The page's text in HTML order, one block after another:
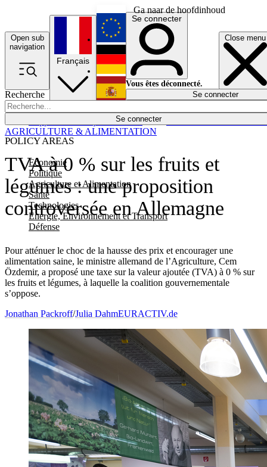
Ga naar de hoofdinhoud
Open sub
navigation
Close menu
Recherche
Se connecter
POLICY AREAS
Economie
Politique
Agriculture et Alimentation
Santé
Technologies
Energie, Environnement et Transport
Défense
Économie
Français
English
Deutsch
Español
Se connecter
Vous êtes déconnecté.
Se connecter
TVA à 0 % sur les fruits et
légumes : une proposition
controversée en Allemagne
Pour atténuer le choc de la hausse des prix et encourager une
alimentation saine, le ministre allemand de l’Agriculture, Cem
Özdemir, a proposé une taxe sur la valeur ajoutée (TVA) à 0 % sur
les fruits et légumes, à laquelle la coalition gouvernementale
s’oppose.
AGRICULTURE & ALIMENTATION
Jonathan Packroff/Julia DahmEURACTIV.de